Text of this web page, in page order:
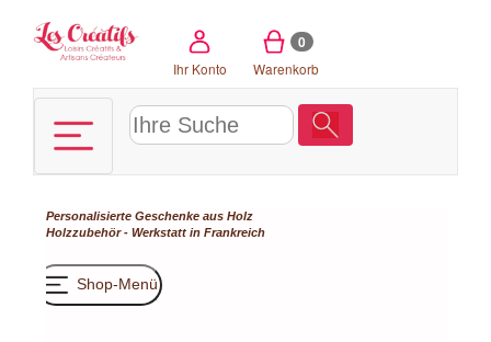
Ihr Konto
0
Warenkorb
Personalisierte Geschenke aus Holz
Holzzubehör - Werkstatt in Frankreich
Shop-Menü